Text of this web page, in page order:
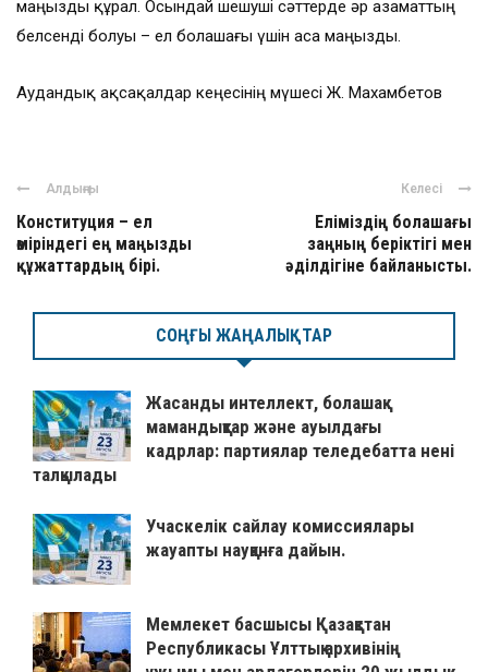
маңызды құрал. Осындай шешуші сәттерде әр азаматтың
белсенді болуы – ел болашағы үшін аса маңызды.
Аудандық ақсақалдар кеңесінің мүшесі Ж. Махамбетов
Алдыңғы
Конституция – ел
өміріндегі ең маңызды
құжаттардың бірі.
Келесі
Еліміздің болашағы
заңның беріктігі мен
әділдігіне байланысты.
СОҢҒЫ ЖАҢАЛЫҚТАР
Жасанды интеллект, болашақ
мамандықтар және ауылдағы
кадрлар: партиялар теледебатта нені
талқылады
Учаскелік сайлау комиссиялары
жауапты науқанға дайын.
Мемлекет басшысы Қазақстан
Республикасы Ұлттық архивінің